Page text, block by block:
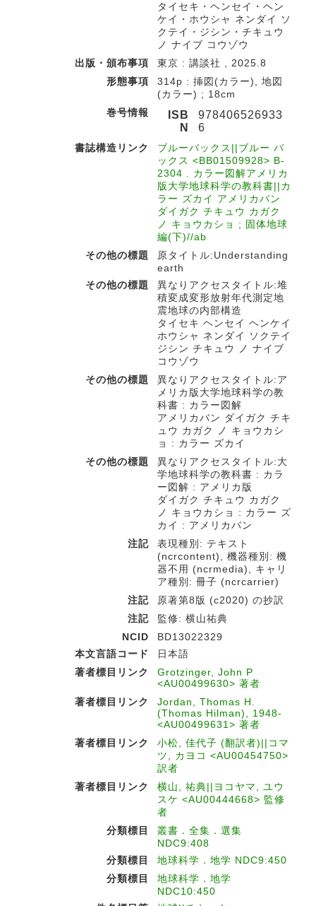
タイセキ・ヘンセイ・ヘン
ケイ・ホウシャ ネンダイ ソ
クテイ・ジシン・チキュウ
ノ ナイブ コウゾウ
出版・頒布事項
東京 : 講談社 , 2025.8
形態事項
314p : 挿図(カラー), 地図
(カラー) ; 18cm
巻号情報
ISB
N
978406526933
6
書誌構造リンク
ブルーバックス||ブルー バ
ックス <BB01509928> B-
2304 . カラー図解アメリカ
版大学地球科学の教科書||カ
ラー ズカイ アメリカバン
ダイガク チキュウ カガク
ノ キョウカショ ; 固体地球
編(下)//ab
その他の標題
原タイトル:Understanding
earth
その他の標題
異なりアクセスタイトル:堆
積変成変形放射年代測定地
震地球の内部構造
タイセキ ヘンセイ ヘンケイ
ホウシャ ネンダイ ソクテイ
ジシン チキュウ ノ ナイブ
コウゾウ
その他の標題
異なりアクセスタイトル:ア
メリカ版大学地球科学の教
科書 : カラー図解
アメリカバン ダイガク チキ
ュウ カガク ノ キョウカシ
ョ : カラー ズカイ
その他の標題
異なりアクセスタイトル:大
学地球科学の教科書 : カラ
ー図解 : アメリカ版
ダイガク チキュウ カガク
ノ キョウカショ : カラー ズ
カイ : アメリカバン
注記
表現種別: テキスト
(ncrcontent), 機器種別: 機
器不用 (ncrmedia), キャリ
ア種別: 冊子 (ncrcarrier)
注記
原著第8版 (c2020) の抄訳
注記
監修: 横山祐典
NCID
BD13022329
本文言語コード
日本語
著者標目リンク
Grotzinger, John P
<AU00499630> 著者
著者標目リンク
Jordan, Thomas H.
(Thomas Hilman), 1948-
<AU00499631> 著者
著者標目リンク
小松, 佳代子 (翻訳者)||コマ
ツ, カヨコ <AU00454750>
訳者
著者標目リンク
横山, 祐典||ヨコヤマ, ユウ
スケ <AU00444668> 監修
者
分類標目
叢書．全集．選集
NDC9:408
分類標目
地球科学．地学 NDC9:450
分類標目
地球科学．地学
NDC10:450